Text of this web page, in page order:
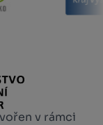
v rámci